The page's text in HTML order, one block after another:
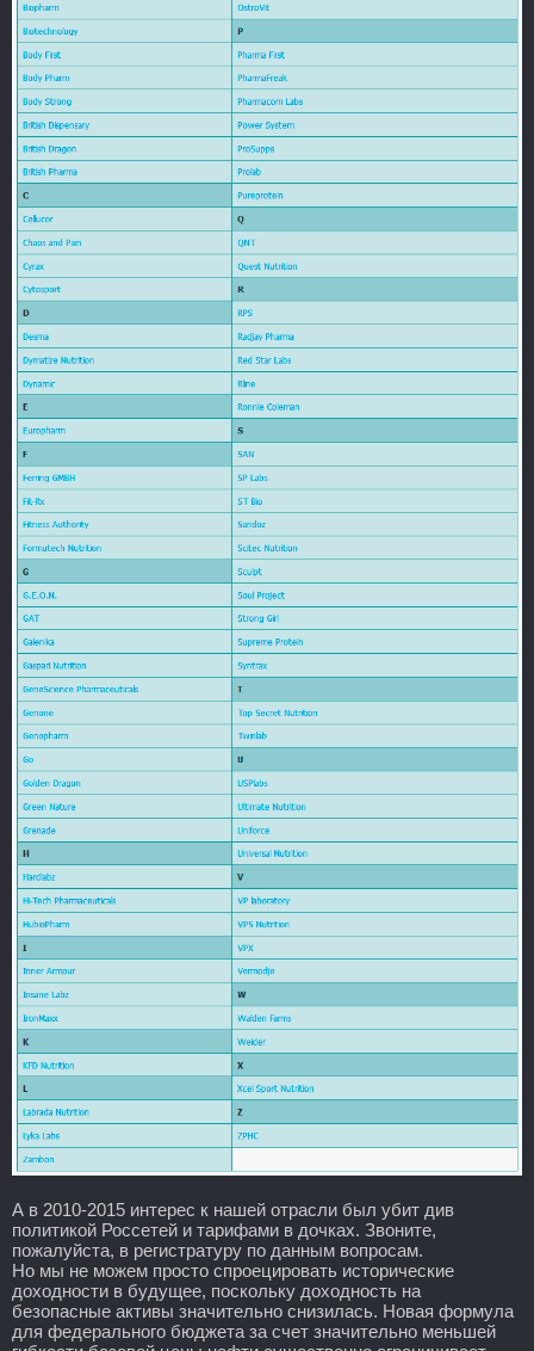
А в 2010-2015 интерес к нашей отрасли был убит див
политикой Россетей и тарифами в дочках. Звоните,
пожалуйста, в регистратуру по данным вопросам.
Но мы не можем просто спроецировать исторические
доходности в будущее, поскольку доходность на
безопасные активы значительно снизилась. Новая формула
для федерального бюджета за счет значительно меньшей